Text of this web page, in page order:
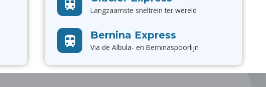
Langzaamste sneltrein ter wereld
Bernina Express
Via de Albula- en Berninaspoorlijn